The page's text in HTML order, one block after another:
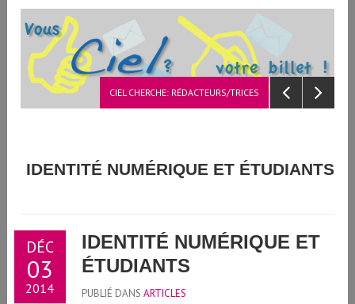
TRICES GUIDE D'UTILISATION DE
IDENTITÉ NUMÉRIQUE ET ÉTUDIANTS
DÉC
03
2014
IDENTITÉ NUMÉRIQUE ET
ÉTUDIANTS
PUBLIÉ DANS ARTICLES